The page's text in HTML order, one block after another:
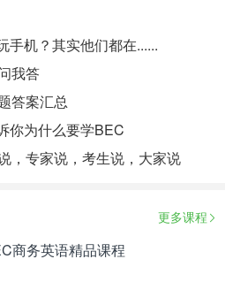
网）
大学生的实际英语能力，而
生在真实 工作环境中 的英语交
和口语四个部分组成，试题
程中，考生可以全方位提升
手机？其实他们都在......
我答
答案汇总
你为什么要学BEC
，专家说，考生说，大家说
更多课程
商务英语精品课程